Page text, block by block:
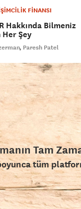
FİNANSI
Hakkında Bilmeniz
Her Şey
Paresh Patel
Tam
tüm